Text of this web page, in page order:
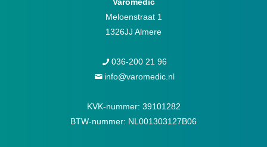
Meloenstraat 1
1326JJ Almere
036-200 21 96
info@varomedic.nl
KVK-nummer: 39101282
BTW-nummer: NL001303127B06